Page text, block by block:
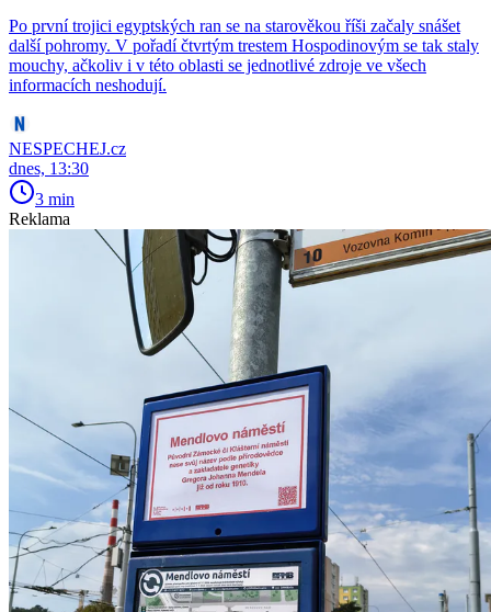
Po první trojici egyptských ran se na starověkou říši začaly snášet
další pohromy. V pořadí čtvrtým trestem Hospodinovým se tak staly
mouchy, ačkoliv i v této oblasti se jednotlivé zdroje ve všech
informacích neshodují.
NESPECHEJ.cz
dnes, 13:30
3 min
Reklama